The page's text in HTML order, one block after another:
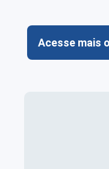
Acesse mais